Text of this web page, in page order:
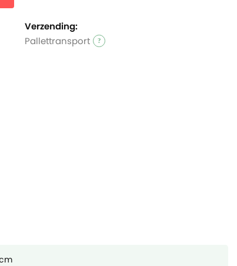
Verzending:
Pallettransport